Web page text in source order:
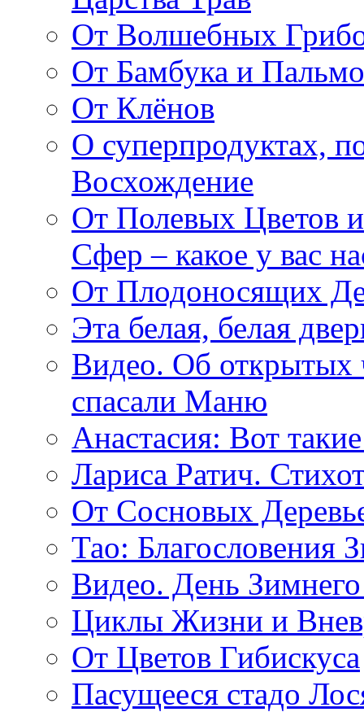
От Волшебных
От Бамбука и
От Клёнов
О суперпродуктах,
Восхождение
От Полевых Цветов
Сфер – какое у вас
От Плодоносящих
Эта белая, белая
Видео. Об открытых
спасали Маню
Анастасия: Вот
Лариса Ратич.
От Сосновых
Тао: Благословения
Видео. День
Циклы Жизни и
От Цветов Гибискуса
Пасущееся стадо